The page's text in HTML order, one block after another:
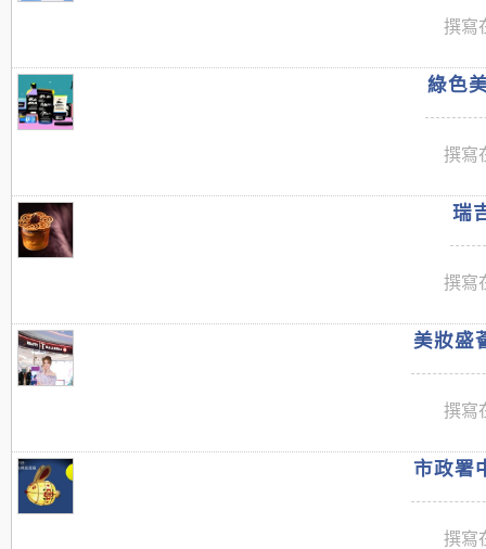
撰寫
綠色
撰寫
瑞
撰寫
美妝盛
撰寫
市政署
撰寫